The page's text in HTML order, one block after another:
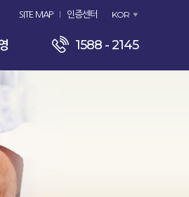
SITE MAP 인증센터 KOR
1588 - 2145